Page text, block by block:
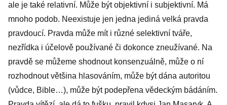
ale je také relativní. Může být objektivní i subjektivní. Má
mnoho podob. Neexistuje jen jedna jediná velká pravda
pravdoucí. Pravda může mít i různé selektivní tváře,
nezřídka i účelově používané či dokonce zneužívané. Na
pravdě se můžeme shodnout konsenzuálně, může o ní
rozhodnout většina hlasováním, může být dána autoritou
(vůdce, Bible…), může být podepřena vědeckým bádáním.